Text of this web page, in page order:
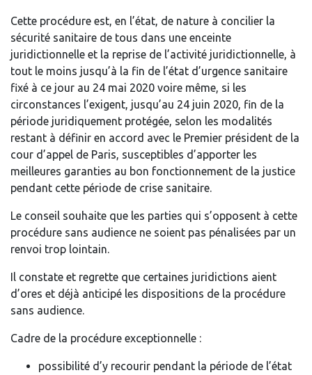
Cette procédure est, en l’état, de nature à concilier la
sécurité sanitaire de tous dans une enceinte
juridictionnelle et la reprise de l’activité juridictionnelle, à
tout le moins jusqu’à la fin de l’état d’urgence sanitaire
fixé à ce jour au 24 mai 2020 voire même, si les
circonstances l’exigent, jusqu’au 24 juin 2020, fin de la
période juridiquement protégée, selon les modalités
restant à définir en accord avec le Premier président de la
cour d’appel de Paris, susceptibles d’apporter les
meilleures garanties au bon fonctionnement de la justice
pendant cette période de crise sanitaire.
Le conseil souhaite que les parties qui s’opposent à cette
procédure sans audience ne soient pas pénalisées par un
renvoi trop lointain.
Il constate et regrette que certaines juridictions aient
d’ores et déjà anticipé les dispositions de la procédure
sans audience.
Cadre de la procédure exceptionnelle :
possibilité d’y recourir pendant la période de l’état